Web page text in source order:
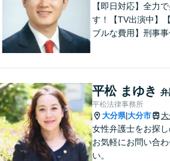
【即日対応】全力
す！【TV出演中】
ブルな費用】刑事事
分駅４分】
平松 まゆき
平松法律事務所
大分県|大分市
女性弁護士をお探し
お気軽にお問い合わ
い。